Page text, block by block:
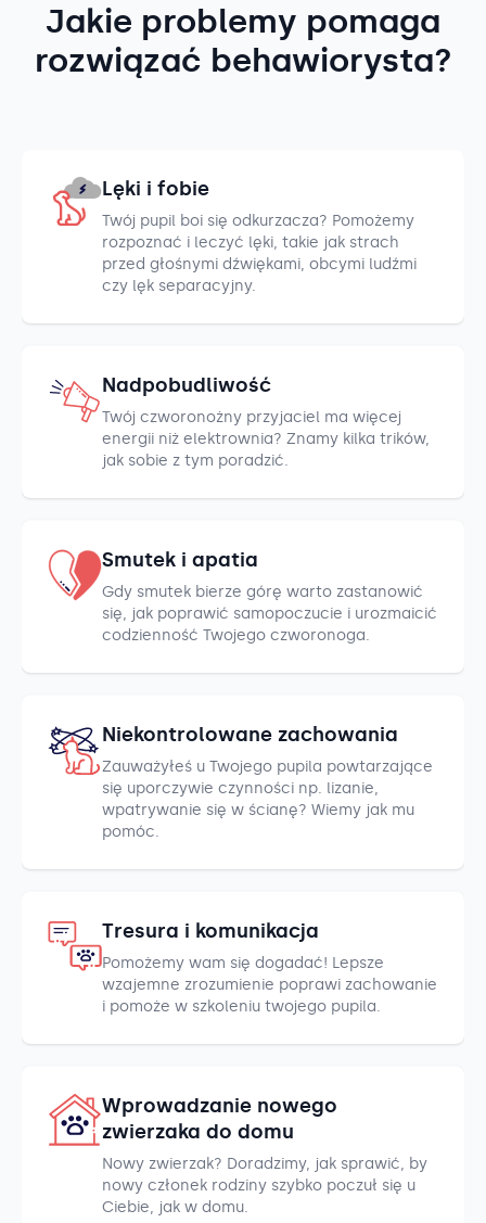
Jakie problemy pomaga
rozwiązać behawiorysta?
Lęki i fobie
Twój pupil boi się odkurzacza? Pomożemy
rozpoznać i leczyć lęki, takie jak strach
przed głośnymi dźwiękami, obcymi ludźmi
czy lęk separacyjny.
Nadpobudliwość
Twój czworonożny przyjaciel ma więcej
energii niż elektrownia? Znamy kilka trików,
jak sobie z tym poradzić.
Smutek i apatia
Gdy smutek bierze górę warto zastanowić
się, jak poprawić samopoczucie i urozmaicić
codzienność Twojego czworonoga.
Niekontrolowane zachowania
Zauważyłeś u Twojego pupila powtarzające
się uporczywie czynności np. lizanie,
wpatrywanie się w ścianę? Wiemy jak mu
pomóc.
Tresura i komunikacja
Pomożemy wam się dogadać! Lepsze
wzajemne zrozumienie poprawi zachowanie
i pomoże w szkoleniu twojego pupila.
Wprowadzanie nowego
zwierzaka do domu
Nowy zwierzak? Doradzimy, jak sprawić, by
nowy członek rodziny szybko poczuł się u
Ciebie, jak w domu.